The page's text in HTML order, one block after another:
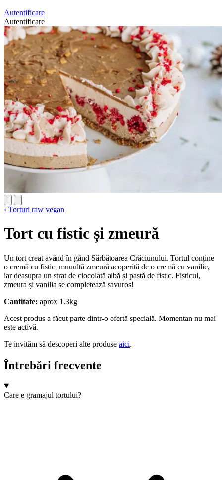
Autentificare
Autentificare
‹ Torturi raw vegan
Tort cu fistic și zmeură
Un tort creat având în gând Sărbătoarea Crăciunului. Tortul conține
o cremă cu fistic, muuultă zmeură acoperită de o cremă cu vanilie,
iar deasupra un strat de ciocolată albă și pastă de fistic. Fisticul,
zmeura și vanilia se completează savuros!
Cantitate: aprox 1.3kg
Acest produs a făcut parte dintr-o ofertă specială. Momentan nu mai
este activă.
Te invităm să descoperi alte produse aici.
Întrebări frecvente
Care e gramajul tortului?